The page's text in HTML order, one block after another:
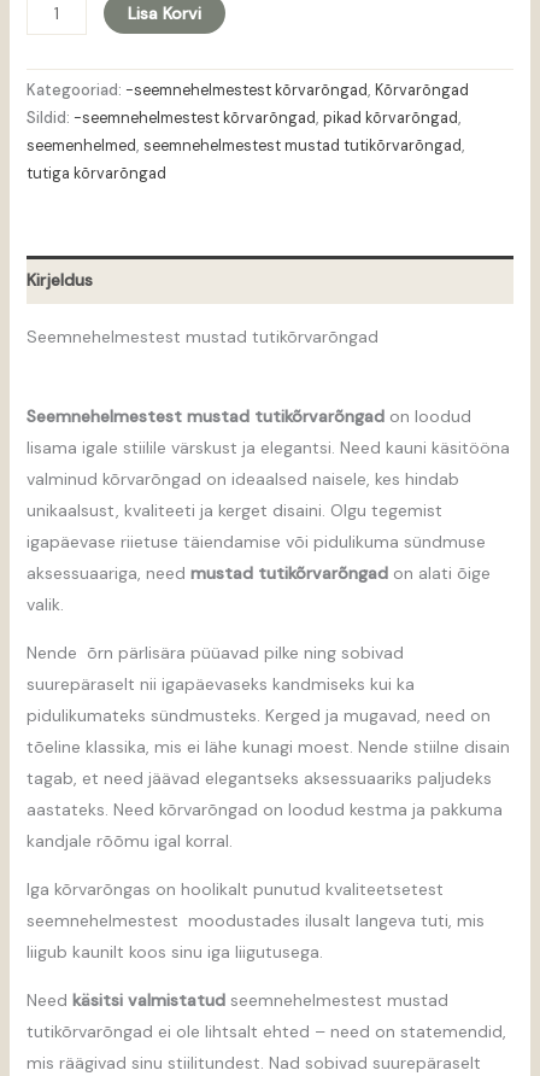
Lisa Korvi
Kategooriad: -seemnehelmestest kõrvarõngad, Kõrvarõngad
Sildid: -seemnehelmestest kõrvarõngad, pikad kõrvarõngad,
seemenhelmed, seemnehelmestest mustad tutikõrvarõngad,
tutiga kõrvarõngad
Kirjeldus
Seemnehelmestest mustad tutikõrvarõngad
Seemnehelmestest mustad tutikõrvarõngadon loodud
lisama igale stiilile värskust ja elegantsi. Need kauni käsitööna
valminud kõrvarõngad on ideaalsed naisele, kes hindab
unikaalsust, kvaliteeti ja kerget disaini. Olgu tegemist
igapäevase riietuse täiendamise või pidulikuma sündmuse
aksessuaariga, need mustad tutikõrvarõngadon alati õige
valik.
Nende õrn pärlisära püüavad pilke ning sobivad
suurepäraselt nii igapäevaseks kandmiseks kui ka
pidulikumateks sündmusteks. Kerged ja mugavad, need on
tõeline klassika, mis ei lähe kunagi moest. Nende stiilne disain
tagab, et need jäävad elegantseks aksessuaariks paljudeks
aastateks. Need kõrvarõngad on loodud kestma ja pakkuma
kandjale rõõmu igal korral.
Iga kõrvarõngas on hoolikalt punutud kvaliteetsetest
seemnehelmestest moodustades ilusalt langeva tuti, mis
liigub kaunilt koos sinu iga liigutusega.
Need käsitsi valmistatud seemnehelmestest mustad
tutikõrvarõngad ei ole lihtsalt ehted – need on statemendid,
mis räägivad sinu stiilitundest. Nad sobivad suurepäraselt